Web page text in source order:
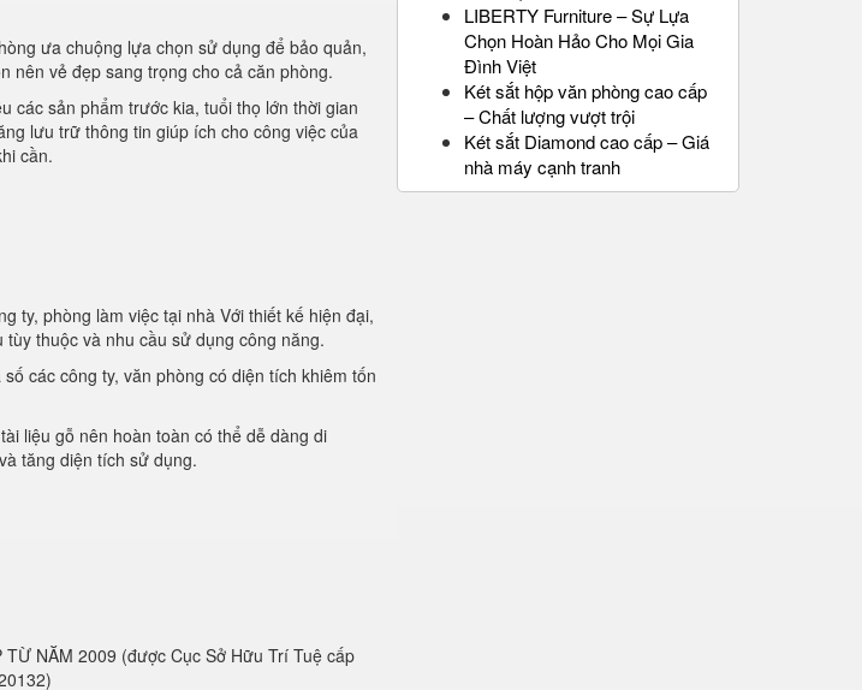
ưa chuộng lựa chọn sử dụng để bảo quản,
nên vẻ đẹp sang trọng cho cả căn phòng.
các sản phẩm trước kia, tuổi thọ lớn thời gian
lưu trữ thông tin giúp ích cho công việc của
cần.
ty, phòng làm việc tại nhà Với thiết kế hiện đại,
thuộc và nhu cầu sử dụng công năng.
các công ty, văn phòng có diện tích khiêm tốn
liệu gỗ nên hoàn toàn có thể dễ dàng di
tăng diện tích sử dụng.
NĂM 2009 (được Cục Sở Hữu Trí Tuệ cấp
LIBERTY Furniture – Sự Lựa
Chọn Hoàn Hảo Cho Mọi Gia
Đình Việt
Két sắt hộp văn phòng cao cấp
– Chất lượng vượt trội
Két sắt Diamond cao cấp – Giá
nhà máy cạnh tranh